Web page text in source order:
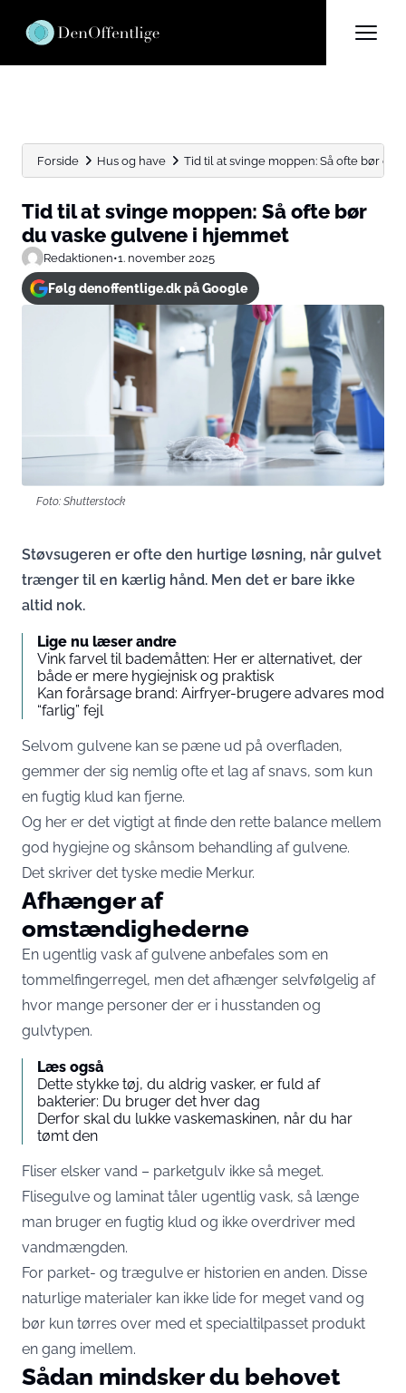
Forside Hus og have Tid til at svinge moppen: Så ofte bør du
Tid til at svinge moppen: Så ofte bør
du vaske gulvene i hjemmet
Redaktionen•1. november 2025
Følg denoffentlige.dk på Google
Foto: Shutterstock
Støvsugeren er ofte den hurtige løsning, når gulvet
trænger til en kærlig hånd. Men det er bare ikke
altid nok.
Lige nu læser andre
Vink farvel til bademåtten: Her er alternativet, der
både er mere hygiejnisk og praktisk
Kan forårsage brand: Airfryer-brugere advares mod
“farlig” fejl
Selvom gulvene kan se pæne ud på overfladen,
gemmer der sig nemlig ofte et lag af snavs, som kun
en fugtig klud kan fjerne.
Og her er det vigtigt at finde den rette balance mellem
god hygiejne og skånsom behandling af gulvene.
Det skriver det tyske medie Merkur.
Afhænger af
omstændighederne
En ugentlig vask af gulvene anbefales som en
tommelfingerregel, men det afhænger selvfølgelig af
hvor mange personer der er i husstanden og
gulvtypen.
Læs også
Dette stykke tøj, du aldrig vasker, er fuld af
bakterier: Du bruger det hver dag
Derfor skal du lukke vaskemaskinen, når du har
tømt den
Fliser elsker vand – parketgulv ikke så meget.
Flisegulve og laminat tåler ugentlig vask, så længe
man bruger en fugtig klud og ikke overdriver med
vandmængden.
For parket- og trægulve er historien en anden. Disse
naturlige materialer kan ikke lide for meget vand og
bør kun tørres over med et specialtilpasset produkt
en gang imellem.
Sådan mindsker du behovet